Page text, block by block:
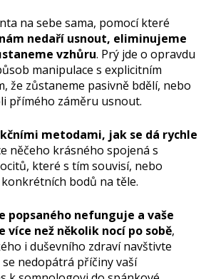
na sebe sama, pomocí které
nedaří usnout, eliminujeme
vzhůru. Prý jde o opravdu
manipulace s explicitním
že zůstaneme pasivně bdělí, nebo
přímého záměru usnout.
metodami, jak se dá rychle
něčeho krásného spojená s
které s tím souvisí, nebo
bodů na těle.
popsaného nefunguje a vaše
více než několik nocí po sobě,
i duševního zdraví navštivte
nedopátrá příčiny vaší